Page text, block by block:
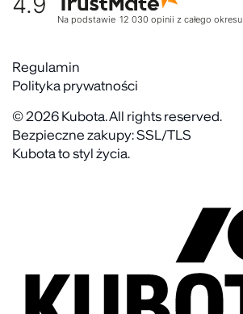
Kultura organizacyjna
Rekrutujemy
Zwroty
Kontakt
FAQ
Na podstawie 12 030 opinii z całego okresu
Regulamin
Polityka prywatności
© 2026 Kubota. All rights reserved.
Bezpieczne zakupy: SSL/TLS
Kubota to styl życia.